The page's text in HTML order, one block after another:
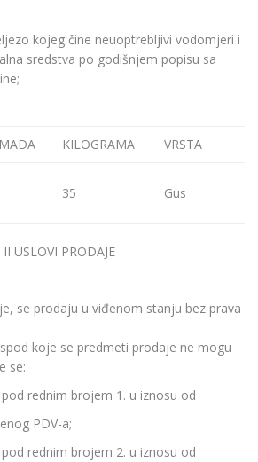
kojeg čine neuoptrebljivi vodomjeri i
sredstva po godišnjem popisu sa
KILOGRAMA VRSTA
35 Gus
II USLOVI PRODAJE
se prodaju u viđenom stanju bez prava
koje se predmeti prodaje ne mogu
se:
rednim brojem 1. u iznosu od
PDV-a;
rednim brojem 2. u iznosu od